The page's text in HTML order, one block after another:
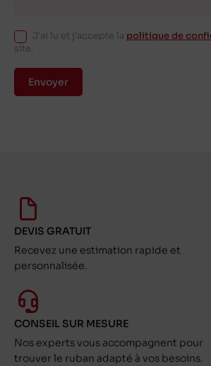
J'ai lu et j'accepte la politique de
site.
Envoyer
DEVIS GRATUIT
Recevez une estimation rapide et
personnalisée.
CONSEIL SUR MESURE
Nos experts vous accompagnent pour
trouver le ruban adapté à vos besoins.